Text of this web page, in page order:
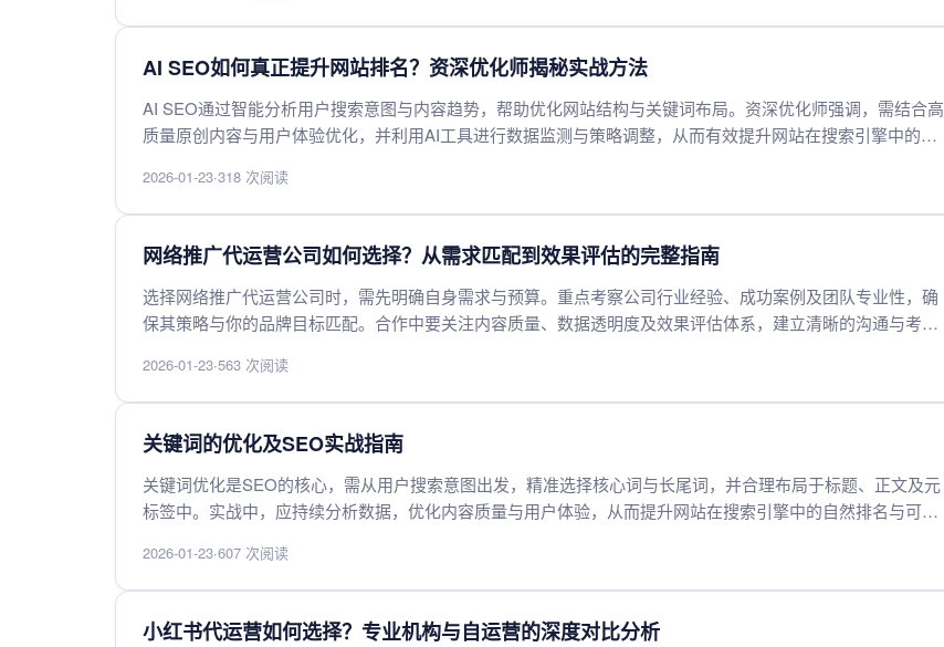
AI SEO如何真正提升网站排名？资深优化师揭秘实战方法
AI SEO通过智能分析用户搜索意图与内容趋势，帮助优化网站结构与关键词布局。资深优化师强调，需结合高
质量原创内容与用户体验优化，并利用AI工具进行数据监测与策略调整，从而有效提升网站在搜索引擎中的自
2026-01-23·318 次阅读
网络推广代运营公司如何选择？从需求匹配到效果评估的完整指南
选择网络推广代运营公司时，需先明确自身需求与预算。重点考察公司行业经验、成功案例及团队专业性，确
保其策略与你的品牌目标匹配。合作中要关注内容质量、数据透明度及效果评估体系，建立清晰的沟通与考核
2026-01-23·563 次阅读
关键词的优化及SEO实战指南
关键词优化是SEO的核心，需从用户搜索意图出发，精准选择核心词与长尾词，并合理布局于标题、正文及元
标签中。实战中，应持续分析数据，优化内容质量与用户体验，从而提升网站在搜索引擎中的自然排名与可见
2026-01-23·607 次阅读
小红书代运营如何选择？专业机构与自运营的深度对比分析